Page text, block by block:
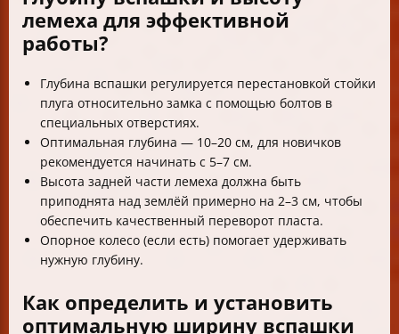
лемеха для эффективной
работы?
Глубина вспашки регулируется перестановкой стойки
плуга относительно замка с помощью болтов в
специальных отверстиях.
Оптимальная глубина — 10–20 см, для новичков
рекомендуется начинать с 5–7 см.
Высота задней части лемеха должна быть
приподнята над землёй примерно на 2–3 см, чтобы
обеспечить качественный переворот пласта.
Опорное колесо (если есть) помогает удерживать
нужную глубину.
Как определить и установить
оптимальную ширину вспашки